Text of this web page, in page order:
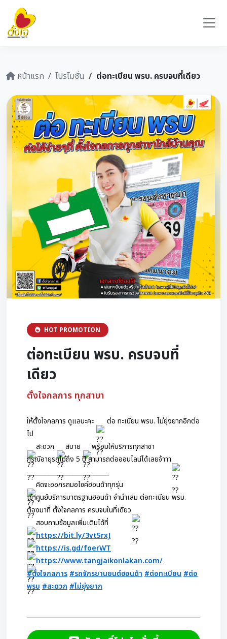
หน้าแรก โปรโมชั่น ต่อทะเบียน พรบ. ครบจบที่เดียว
HOT PROMOTION
ต่อทะเบียน พรบ. ครบจบที่
เดียว
ตั้งใจกลการ ทุกสาขา
ให้ตั้งใจกลการ ดูแลนะคะ
ต่อ ทะเบียน พรบ. ไม่ยุ่งยากอีกต่อ
ไป
สะดวก
สบาย
พร้อมให้บริการทุกสาขา
กรณีอายุรถไม่ถึง 5 ปี สามารถต่อออนไลน์ได้เลยจ้าาา
คิดจะออกรถมอไซค์ฮอนด้าทุกรุ่น
เข้าศูนย์บริการมาตรฐานฮอนด้า จำนำเล่ม ต่อทะเบียน พรบ.
ต้องมาที่ ตั้งใจกลการ ครบจบในที่เดียว
สอบถามข้อมูลเพิ่มเติมได้ที่
https://bit.ly/3vt5rxJ
https://is.gd/foerWT
https://www.tangjaikonlakan.com/
#ตั้งใจกลการ #รถจักรยานยนต์ฮอนด้า #ต่อทะเบียน #ต่อ
พรบ #สะดวก #ไม่ยุ่งยาก